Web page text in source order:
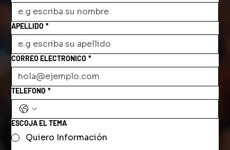
APELLIDO *
CORREO ELECTRONICO *
TELEFONO *
ESCOJA EL TEMA
Quiero Información